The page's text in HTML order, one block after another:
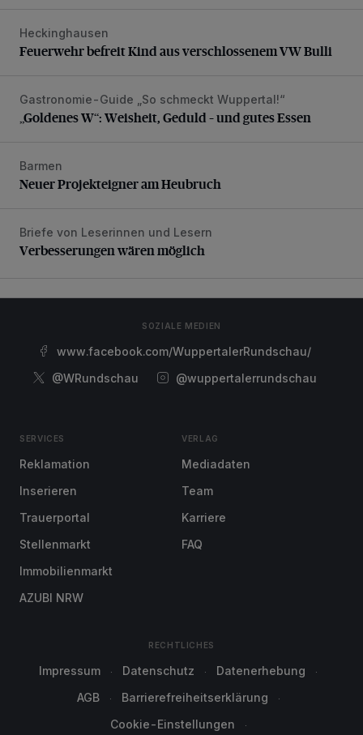
Feuerwehr befreit Kind aus verschlossenem VW Bulli
Heckinghausen
Feuerwehr befreit Kind aus verschlossenem VW Bulli
„Goldenes W“: Weisheit, Geduld – und gutes Essen
Gastronomie-Guide „So schmeckt Wuppertal!“
„Goldenes W“: Weisheit, Geduld – und gutes Essen
Neuer Projekteigner am Heubruch
Barmen
Neuer Projekteigner am Heubruch
Verbesserungen wären möglich
Briefe von Leserinnen und Lesern
Verbesserungen wären möglich
SOZIALE MEDIEN
www.facebook.com/WuppertalerRundschau/
@WRundschau
@wuppertalerrundschau
SERVICES
Reklamation
Inserieren
Trauerportal
Stellenmarkt
Immobilienmarkt
AZUBI NRW
VERLAG
Mediadaten
Team
Karriere
FAQ
RECHTLICHES
Impressum Datenschutz
Datenerhebung
AGB
Barrierefreiheitserklärung
Cookie-Einstellungen